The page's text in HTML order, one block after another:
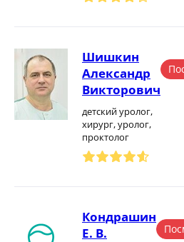
Шишкин
Александр
Викторович
детский уролог,
хирург, уролог,
проктолог
Кондрашин
Е. В.